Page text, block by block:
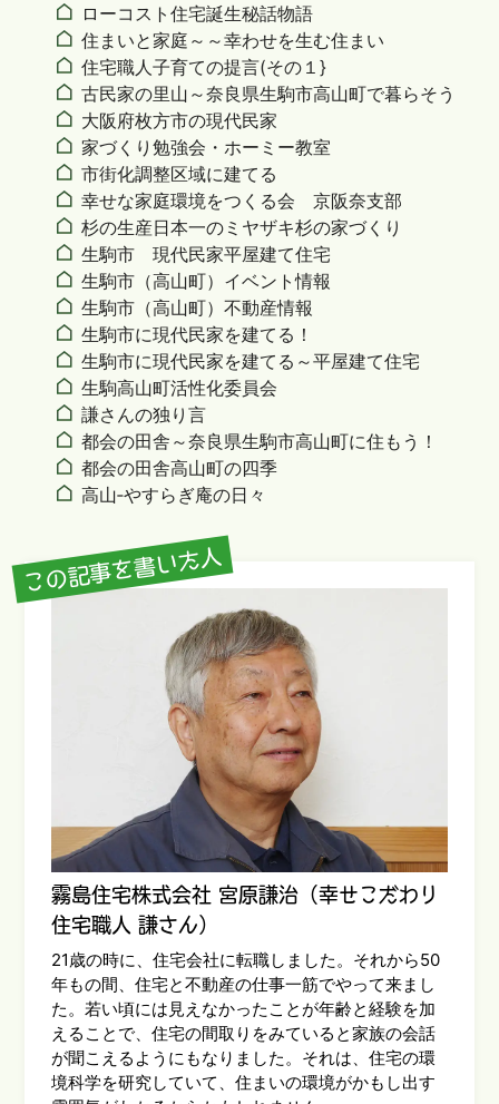
ローコスト住宅誕生秘話物語
住まいと家庭～～幸わせを生む住まい
住宅職人子育ての提言(その１}
古民家の里山～奈良県生駒市高山町で暮らそう
大阪府枚方市の現代民家
家づくり勉強会・ホーミー教室
市街化調整区域に建てる
幸せな家庭環境をつくる会 京阪奈支部
杉の生産日本一のミヤザキ杉の家づくり
生駒市 現代民家平屋建て住宅
生駒市（高山町）イベント情報
生駒市（高山町）不動産情報
生駒市に現代民家を建てる！
生駒市に現代民家を建てる～平屋建て住宅
生駒高山町活性化委員会
謙さんの独り言
都会の田舎～奈良県生駒市高山町に住もう！
都会の田舎高山町の四季
高山‐やすらぎ庵の日々
この記事を書いた人
霧島住宅株式会社 宮原謙治（幸せこだわり
住宅職人 謙さん）
21歳の時に、住宅会社に転職しました。それから50
年もの間、住宅と不動産の仕事一筋でやって来まし
た。若い頃には見えなかったことが年齢と経験を加
えることで、住宅の間取りをみていると家族の会話
が聞こえるようにもなりました。それは、住宅の環
境科学を研究していて、住まいの環境がかもし出す